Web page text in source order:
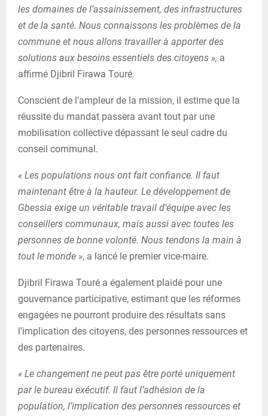
les domaines de l’assainissement, des infrastructures
et de la santé. Nous connaissons les problèmes de la
commune et nous allons travailler à apporter des
solutions aux besoins essentiels des citoyens », a
affirmé Djibril Firawa Touré.
Conscient de l’ampleur de la mission, il estime que la
réussite du mandat passera avant tout par une
mobilisation collective dépassant le seul cadre du
conseil communal.
« Les populations nous ont fait confiance. Il faut
maintenant être à la hauteur. Le développement de
Gbessia exige un véritable travail d’équipe avec les
conseillers communaux, mais aussi avec toutes les
personnes de bonne volonté. Nous tendons la main à
tout le monde », a lancé le premier vice-maire.
Djibril Firawa Touré a également plaidé pour une
gouvernance participative, estimant que les réformes
engagées ne pourront produire des résultats sans
l’implication des citoyens, des personnes ressources et
des partenaires.
« Le changement ne peut pas être porté uniquement
par le bureau exécutif. Il faut l’adhésion de la
population, l’implication des personnes ressources et